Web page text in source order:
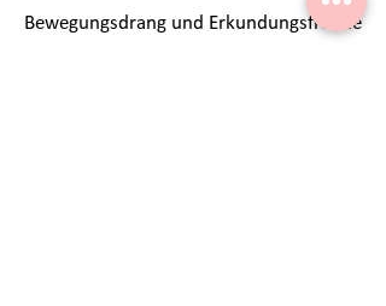
Bewegungsdrang und Erkundungsfreude